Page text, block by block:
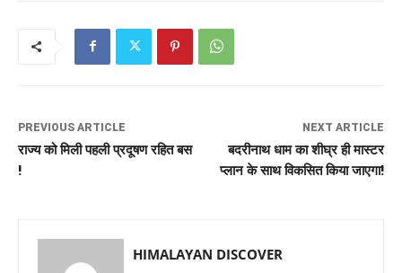
PREVIOUS ARTICLE
राज्य को मिली पहली प्रदूषण रहित बस
!
NEXT ARTICLE
बदरीनाथ धाम का शीघ्र ही मास्टर
प्लान के साथ विकसित किया जाएगा!
HIMALAYAN DISCOVER